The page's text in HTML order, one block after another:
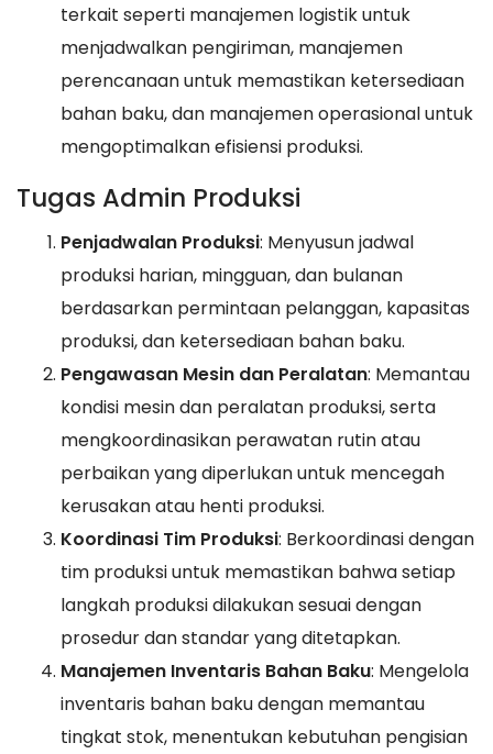
terkait seperti manajemen logistik untuk
menjadwalkan pengiriman, manajemen
perencanaan untuk memastikan ketersediaan
bahan baku, dan manajemen operasional untuk
mengoptimalkan efisiensi produksi.
Tugas Admin Produksi
Penjadwalan Produksi: Menyusun jadwal
produksi harian, mingguan, dan bulanan
berdasarkan permintaan pelanggan, kapasitas
produksi, dan ketersediaan bahan baku.
Pengawasan Mesin dan Peralatan: Memantau
kondisi mesin dan peralatan produksi, serta
mengkoordinasikan perawatan rutin atau
perbaikan yang diperlukan untuk mencegah
kerusakan atau henti produksi.
Koordinasi Tim Produksi: Berkoordinasi dengan
tim produksi untuk memastikan bahwa setiap
langkah produksi dilakukan sesuai dengan
prosedur dan standar yang ditetapkan.
Manajemen Inventaris Bahan Baku: Mengelola
inventaris bahan baku dengan memantau
tingkat stok, menentukan kebutuhan pengisian